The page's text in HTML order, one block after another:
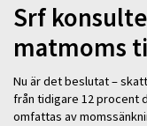
Srf
matmoms
Nu är det beslutat –
från tidigare 12 procent
omfattas av